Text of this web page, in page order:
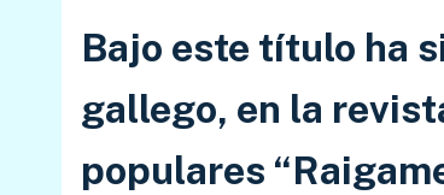
Bajo este título ha
gallego, en la
populares